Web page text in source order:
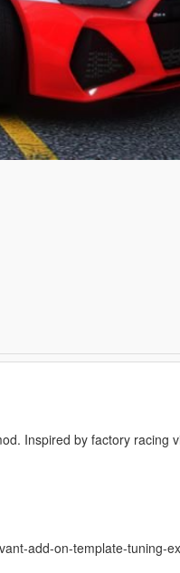
Inspired by factory racing
add-on-template-tuning-